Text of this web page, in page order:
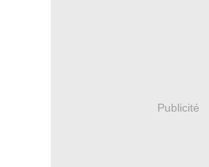
Publicité